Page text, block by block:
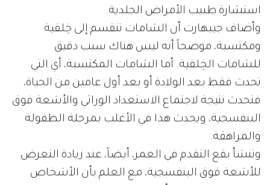
استشارة طبيب الأمراض الجلدية.
‫‫وأضاف جيبهارت أن الشامات تنقسم إلى خِلقية
ومكتسبة، موضحاً أنه ليس ‫هناك سبب دقيق
للشامات الخِلقية. أما الشامات المكتسبة، أي التي
تحدث ‫فقط بعد الولادة أو بعد أول عامين من الحياة،
فتحدث نتيجة لاجتماع ‫الاستعداد الوراثي والأشعة فوق
البنفسجية، ويحدث هذا في الأغلب بمرحلة ‫الطفولة
والمراهقة.
‫وتنشأ بقع التقدم في العمر، أيضاً، عند زيادة التعرض
للأشعة فوق البنفسجية، ‫مع العلم بأن الأشخاص